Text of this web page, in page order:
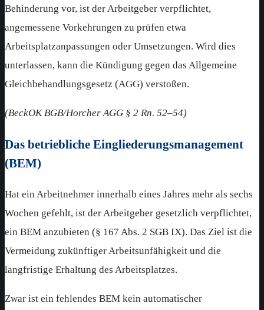
Behinderung vor, ist der Arbeitgeber verpflichtet,
angemessene Vorkehrungen zu prüfen etwa
Arbeitsplatzanpassungen oder Umsetzungen. Wird dies
unterlassen, kann die Kündigung gegen das Allgemeine
Gleichbehandlungsgesetz (AGG) verstoßen.
(BeckOK BGB/Horcher AGG § 2 Rn. 52–54)
Das betriebliche Eingliederungsmanagement
(BEM)
Hat ein Arbeitnehmer innerhalb eines Jahres mehr als sechs
Wochen gefehlt, ist der Arbeitgeber gesetzlich verpflichtet,
ein BEM anzubieten (§ 167 Abs. 2 SGB IX). Das Ziel ist die
Vermeidung zukünftiger Arbeitsunfähigkeit und die
langfristige Erhaltung des Arbeitsplatzes.
Zwar ist ein fehlendes BEM kein automatischer